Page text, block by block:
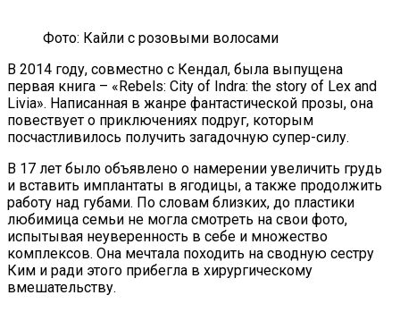
Фото: Кайли с розовыми волосами
В 2014 году, совместно с Кендал, была выпущена
первая книга – «Rebels: City of Indra: the story of Lex and
Livia». Написанная в жанре фантастической прозы, она
повествует о приключениях подруг, которым
посчастливилось получить загадочную супер-силу.
В 17 лет было объявлено о намерении увеличить грудь
и вставить имплантаты в ягодицы, а также продолжить
работу над губами. По словам близких, до пластики
любимица семьи не могла смотреть на свои фото,
испытывая неуверенность в себе и множество
комплексов. Она мечтала походить на сводную сестру
Ким и ради этого прибегла в хирургическому
вмешательству.